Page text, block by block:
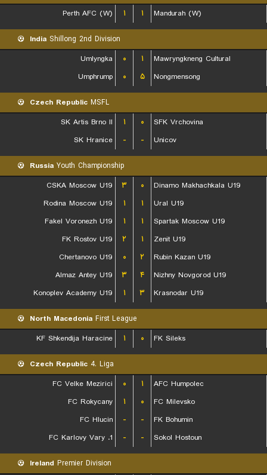
Perth AFC (W)
۱ ۱ Mandurah (W)
India Shillong 2nd Division
Umlyngka
۰ ۱
Mawryngkneng Cultural
Umphrump
۰ ۵ Nongmensong
Czech Republic MSFL
SK Artis Brno II
۱ ۰
SFK Vrchovina
SK Hranice
- - Unicov
Russia Youth Championship
CSKA Moscow U19
۳ ۰
Dinamo Makhachkala U19
Rodina Moscow U19
۱ ۱
Ural U19
Fakel Voronezh U19
۱ ۱
Spartak Moscow U19
FK Rostov U19
۲ ۱
Zenit U19
Chertanovo U19
۰ ۲
Rubin Kazan U19
Almaz Antey U19
۳ ۴
Nizhny Novgorod U19
Konoplev Academy U19
۱ ۳ Krasnodar U19
North Macedonia First League
KF Shkendija Haracine
۱ ۰ FK Sileks
Czech Republic 4. Liga
FC Velke Mezirici
۰ ۱
AFC Humpolec
FC Rokycany
۱ ۰
FC Milevsko
FC Hlucin
- -
FK Bohumin
1. FC Karlovy Vary
- - Sokol Hostoun
Ireland Premier Division